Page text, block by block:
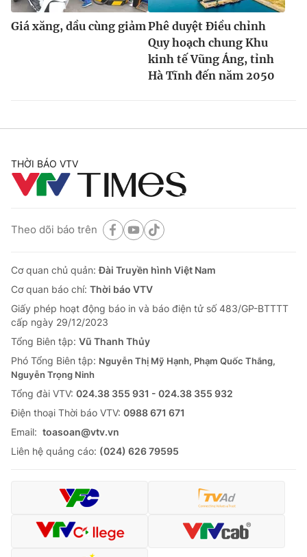
Giá xăng, dầu cùng giảm Phê duyệt Điều chỉnh
Quy hoạch chung Khu
kinh tế Vũng Áng, tỉnh
Hà Tĩnh đến năm 2050
THỜI BÁO VTV
Theo dõi báo trên
Cơ quan chủ quản:Đài Truyền hình Việt Nam
Cơ quan báo chí: Thời báo VTV
Giấy phép hoạt động báo in và báo điện tử số 483/GP-BTTTT
cấp ngày 29/12/2023
Tổng Biên tập: Vũ Thanh Thủy
Phó Tổng Biên tập: Nguyễn Thị Mỹ Hạnh, Phạm Quốc Thắng,
Nguyễn Trọng Ninh
Tổng đài VTV: 024.38 355 931 - 024.38 355 932
Ðiện thoại Thời báo VTV: 0988 671 671
Email: toasoan@vtv.vn
Liên hệ quảng cáo: (024) 626 79595